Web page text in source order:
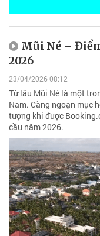
Mũi Né –
2026
23/04/2026 08:12
Từ lâu Mũi Né là một
Nam. Càng ngoạn mục
tượng khi được
cầu năm 2026.